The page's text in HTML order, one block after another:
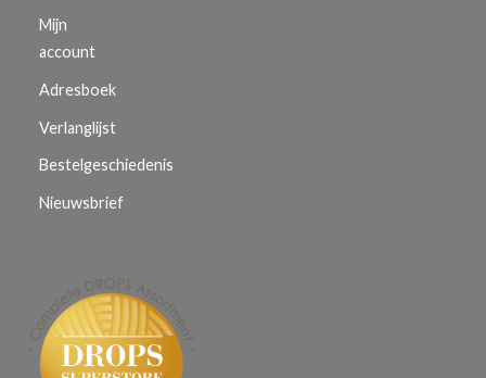
Mijn
account
Adresboek
Verlanglijst
Bestelgeschiedenis
Nieuwsbrief